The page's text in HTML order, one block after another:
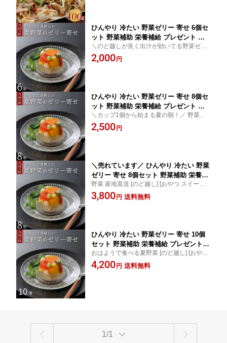
ひんやり 冷たい 野菜ゼリー 寄せ 6個セ
ット 野菜補助 栄養補給 プレゼント ゼ
リーギフト ゼリー詰め合わせ 個包装 お
取り寄せグルメ 野菜 ジュレ ゼリー 栄
＼のど越しが良く出汁が効いてる野菜ゼリ
ー／ 野菜生活 こだわりのあごだしが効いて
います！ 野菜サラダ 健康 野菜不足 おやつ
2,000 円
ひんやり 冷たい 野菜ゼリー 寄せ 8個セ
ット 野菜補助 栄養補給 プレゼント ゼ
リーギフト ゼリー詰め合わせ 個包装 お
取り寄せグルメ 野菜 ジュレ ゼリー 栄
＼カップ1個から始まる夏の朝！／ 野菜生
活 こだわりのあごだしが効いています 野菜
サラダ 野菜不足 おやつ お菓子 夏バテ予防
2,500 円
＼売れています／ ひんやり 冷たい 野菜
ゼリー 寄せ 8個セット 野菜補助 栄養補
給 プレゼント ゼリーギフト ゼリー詰め
合わせ 個包装 お取り寄せグルメ 野菜
野菜 産地直送 [のど越し] [おやつ スイーツ
お菓子] [栄養補給] [ゼリー 栄養] [野菜不足
に] [健康 野菜生活] [野菜補助] [ゼリー栄養]
3,800 円 送料無料
ひんやり 冷たい 野菜ゼリー 寄せ 10個
セット 野菜補助 栄養補給 プレゼント
ゼリーギフト ゼリー詰め合わせ 個包装
お取り寄せグルメ 野菜 ジュレ 可愛い
おはようで食べる夏野菜 [のど越し] [おやつ
スイーツ お菓子] [栄養補給] [ゼリー 栄養] []
[健康 野菜生活] [野菜補助] [ゼリー栄養] [一
4,200 円 送料無料
1/1